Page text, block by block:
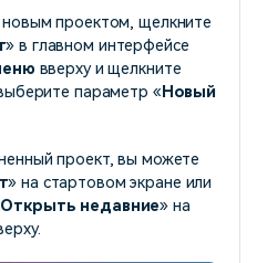
проектом, щелкните
» в главном интерфейсе
вверху и щелкните
параметр « Новый
проект, вы можете
» на стартовом экране или
Открыть недавние» на